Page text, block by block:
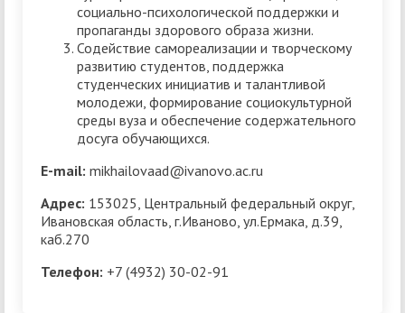
социально-психологической поддержки и
пропаганды здорового образа жизни.
Содействие самореализации и творческому
развитию студентов, поддержка
студенческих инициатив и талантливой
молодежи, формирование социокультурной
среды вуза и обеспечение содержательного
досуга обучающихся.
E-mail: mikhailovaad@ivanovo.ac.ru
Адрес: 153025, Центральный федеральный округ,
Ивановская область, г.Иваново, ул.Ермака, д.39,
каб.270
Телефон: +7 (4932) 30-02-91